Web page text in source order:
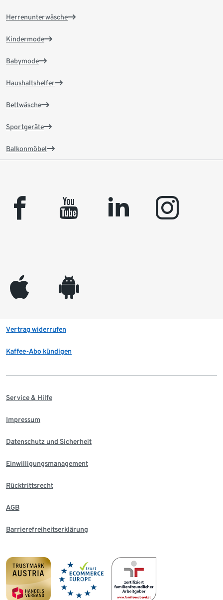
Herrenunterwäsche
Kindermode
Babymode
Haushaltshelfer
Bettwäsche
Sportgeräte
Balkonmöbel
facebook youtube linkedin instagram
appleinc android
Vertrag widerrufen
Kaffee-Abo kündigen
Service & Hilfe
Impressum
Datenschutz und Sicherheit
Einwilligungsmanagement
Rücktrittsrecht
AGB
Barrierefreiheitserklärung